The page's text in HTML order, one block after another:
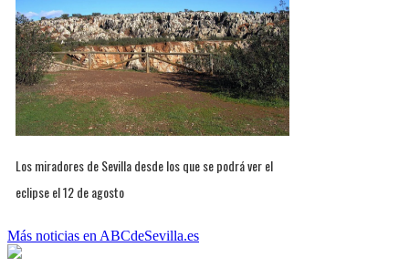
Los miradores de Sevilla desde los que se podrá ver el
eclipse el 12 de agosto
Más noticias en ABCdeSevilla.es